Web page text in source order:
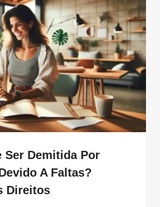
Ser Demitida Por
A Faltas?
Direitos